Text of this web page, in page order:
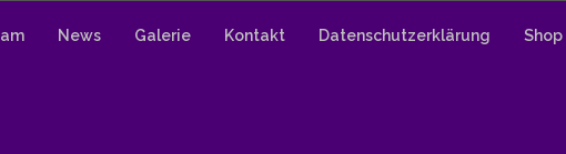
News Galerie Kontakt Datenschutzerklärung Shop